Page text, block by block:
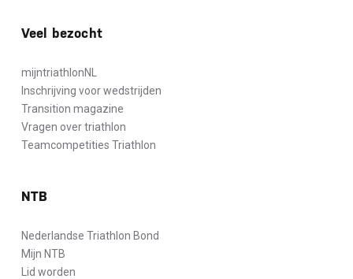
Veel bezocht
mijntriathlonNL
Inschrijving voor wedstrijden
Transition magazine
Vragen over triathlon
Teamcompetities Triathlon
NTB
Nederlandse Triathlon Bond
Mijn NTB
Lid worden